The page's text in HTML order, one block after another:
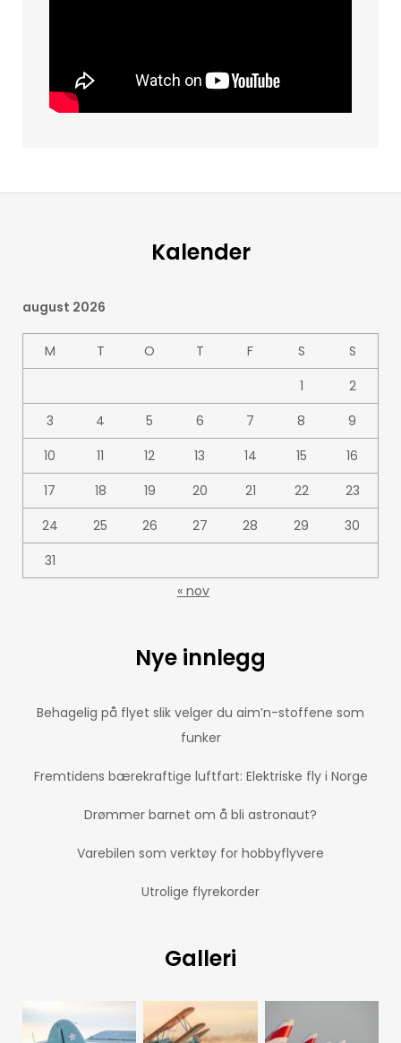
Kalender
august 2026
M T O T F S
S
1
2
3
4 5 6 7 8
9
10
11 12 13 14 15
16
17
18 19 20 21 22
23
24
25 26 27 28 29
30
31
« nov
Nye innlegg
Behagelig på flyet slik velger du aim’n-stoffene som
funker
Fremtidens bærekraftige luftfart: Elektriske fly i Norge
Drømmer barnet om å bli astronaut?
Varebilen som verktøy for hobbyflyvere
Utrolige flyrekorder
Galleri